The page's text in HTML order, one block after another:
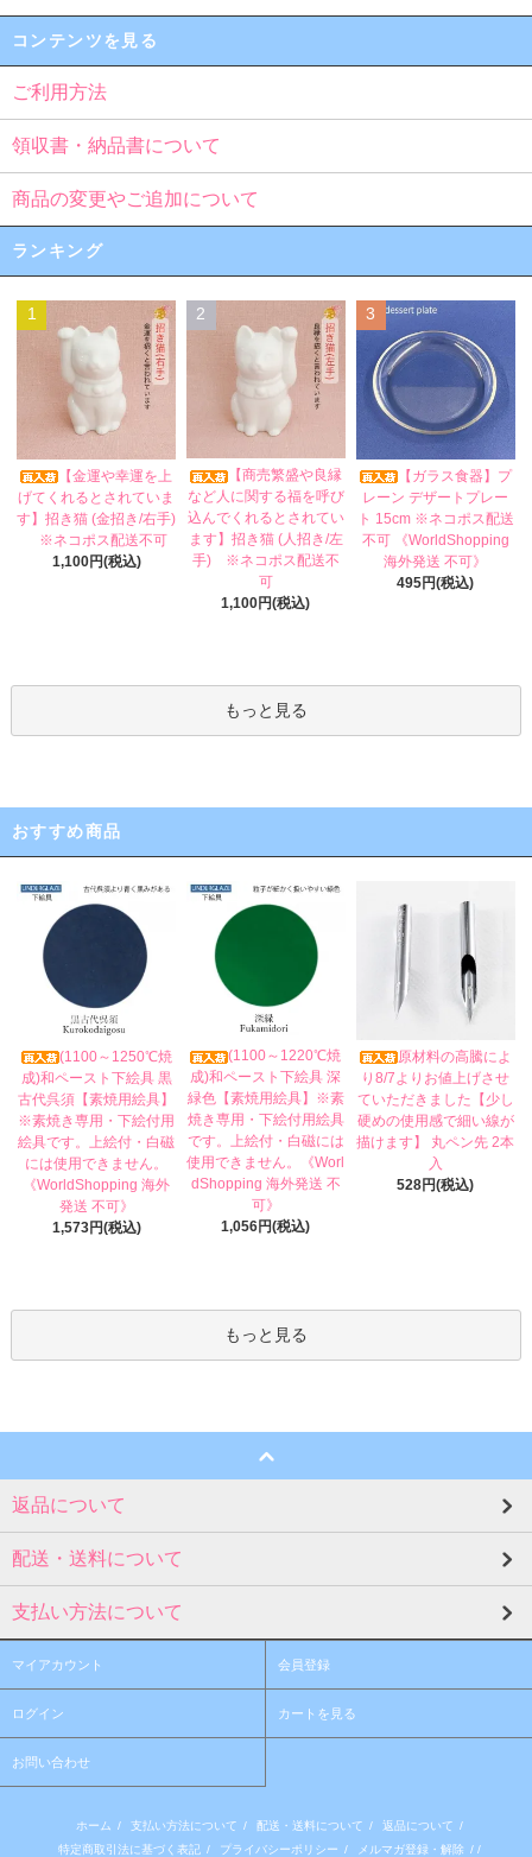
コンテンツを見る
ご利用方法
領収書・納品書について
商品の変更やご追加について
ランキング
1
【金運や幸運を上
げてくれるとされていま
す】招き猫 (金招き/右手)
※ネコポス配送不可
1,100円(税込)
2
【商売繁盛や良縁
など人に関する福を呼び
込んでくれるとされてい
ます】招き猫 (人招き/左
手) ※ネコポス配送不
可
1,100円(税込)
3
【ガラス食器】プ
レーン デザートプレー
ト 15cm ※ネコポス配送
不可 《WorldShopping
海外発送 不可》
495円(税込)
もっと見る
おすすめ商品
(1100～1250℃焼
成)和ペースト下絵具 黒
古代呉須【素焼用絵具】
※素焼き専用・下絵付用
絵具です。上絵付・白磁
には使用できません。
《WorldShopping 海外
発送 不可》
1,573円(税込)
(1100～1220℃焼
成)和ペースト下絵具 深
緑色【素焼用絵具】※素
焼き専用・下絵付用絵具
です。上絵付・白磁には
使用できません。《Worl
dShopping 海外発送 不
可》
1,056円(税込)
原材料の高騰によ
り8/7よりお値上げさせ
ていただきました【少し
硬めの使用感で細い線が
描けます】 丸ペン先 2本
入
528円(税込)
もっと見る
返品について
配送・送料について
支払い方法について
マイアカウント 会員登録
ログイン カートを見る
お問い合わせ
ホーム / 支払い方法について / 配送・送料について / 返品について /
特定商取引法に基づく表記 / プライバシーポリシー / メルマガ登録・解除 / /